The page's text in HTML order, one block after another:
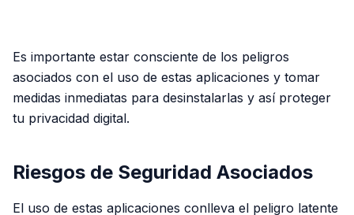
Es importante estar consciente de los peligros
asociados con el uso de estas aplicaciones y tomar
medidas inmediatas para desinstalarlas y así proteger
tu privacidad digital.
Riesgos de Seguridad Asociados
El uso de estas aplicaciones conlleva el peligro latente